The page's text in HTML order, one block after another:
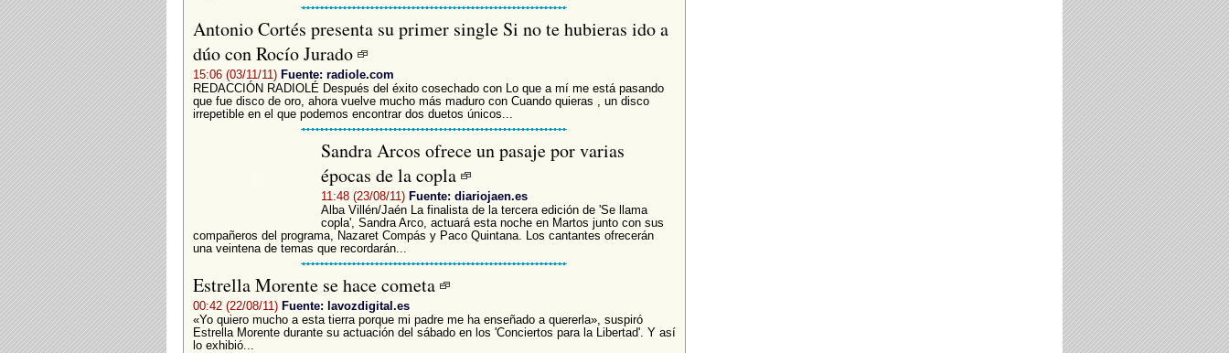
Antonio Cortés presenta su primer single Si no te hubieras ido a
dúo con Rocío Jurado
15:06 (03/11/11) Fuente: radiole.com
REDACCIÓN RADIOLÉ Después del éxito cosechado con Lo que a mí me está pasando
que fue disco de oro, ahora vuelve mucho más maduro con Cuando quieras , un disco
irrepetible en el que podemos encontrar dos duetos únicos...
Sandra Arcos ofrece un pasaje por varias
épocas de la copla
11:48 (23/08/11) Fuente: diariojaen.es
Alba Villén/Jaén La finalista de la tercera edición de 'Se llama
copla', Sandra Arco, actuará esta noche en Martos junto con sus
compañeros del programa, Nazaret Compás y Paco Quintana. Los cantantes ofrecerán
una veintena de temas que recordarán...
Estrella Morente se hace cometa
00:42 (22/08/11) Fuente: lavozdigital.es
«Yo quiero mucho a esta tierra porque mi padre me ha enseñado a quererla», suspiró
Estrella Morente durante su actuación del sábado en los 'Conciertos para la Libertad'. Y así
lo exhibió...